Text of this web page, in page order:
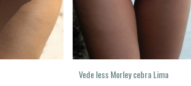
Vede less Morley cebra Lima